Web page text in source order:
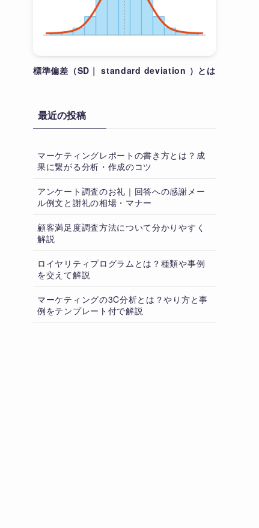
標準偏差（SD｜ standard deviation ）とは
最近の投稿
マーケティングレポートの書き方とは？成
果に繋がる分析・作成のコツ
アンケート調査のお礼｜回答への感謝メー
ル例文と謝礼の相場・マナー
顧客満足度調査方法について分かりやすく
解説
ロイヤリティプログラムとは？種類や事例
を交えて解説
マーケティングの3C分析とは？やり方と事
例をテンプレート付で解説